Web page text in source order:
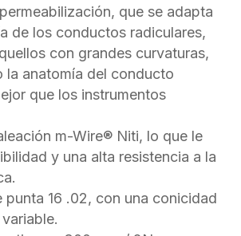
que se adapta
de los conductos radiculares,
con grandes curvaturas,
la anatomía del conducto
que los instrumentos
m-Wire® Niti, lo que le
y una alta resistencia a la
punta 16 .02, con una conicidad